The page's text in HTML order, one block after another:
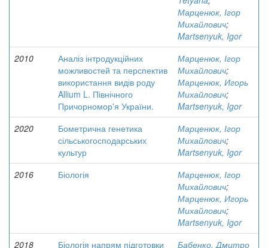
Марценюк, Ігор
Михайлович;
Martsenyuk, Igor
2010
Аналіз інтродукційних
можливостей та перспектив
використання видів роду
Allium L. Північного
Причорномор'я України.
Марценюк, Ігор
Михайлович;
Марценюк, Игорь
Михайлович;
Martsenyuk, Igor
2020
Бометрична генетика
сільськогосподарських
культур
Марценюк, Ігор
Михайлович;
Martsenyuk, Igor
2016
Біологія
Марценюк, Ігор
Михайлович;
Марценюк, Игорь
Михайлович;
Martsenyuk, Igor
2018
Біологія напрям підготовки Бабенко, Дмитро